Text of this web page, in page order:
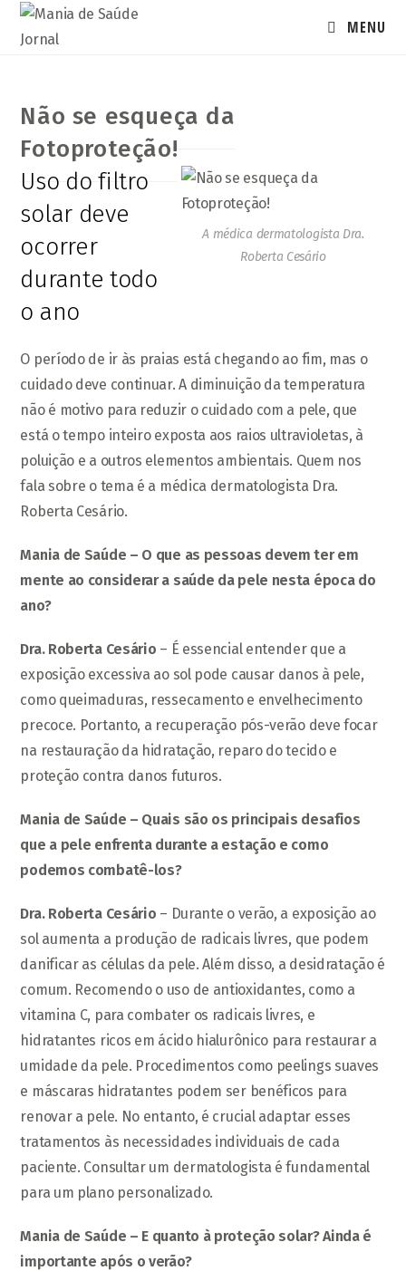
para
MENU
Não se esqueça da
Fotoproteção!
A médica dermatologista Dra.
Roberta Cesário
Uso do filtro
solar deve
ocorrer
durante todo
o ano
O período de ir às praias está chegando ao fim, mas o
cuidado deve continuar. A diminuição da temperatura
não é motivo para reduzir o cuidado com a pele, que
está o tempo inteiro exposta aos raios ultravioletas, à
poluição e a outros elementos ambientais. Quem nos
fala sobre o tema é a médica dermatologista Dra.
Roberta Cesário.
Mania de Saúde – O que as pessoas devem ter em
mente ao considerar a saúde da pele nesta época do
ano?
Dra. Roberta Cesário – É essencial entender que a
exposição excessiva ao sol pode causar danos à pele,
como queimaduras, ressecamento e envelhecimento
precoce. Portanto, a recuperação pós-verão deve focar
na restauração da hidratação, reparo do tecido e
proteção contra danos futuros.
Mania de Saúde – Quais são os principais desafios
que a pele enfrenta durante a estação e como
podemos combatê-los?
Dra. Roberta Cesário – Durante o verão, a exposição ao
sol aumenta a produção de radicais livres, que podem
danificar as células da pele. Além disso, a desidratação é
comum. Recomendo o uso de antioxidantes, como a
vitamina C, para combater os radicais livres, e
hidratantes ricos em ácido hialurônico para restaurar a
umidade da pele. Procedimentos como peelings suaves
e máscaras hidratantes podem ser benéficos para
renovar a pele. No entanto, é crucial adaptar esses
tratamentos às necessidades individuais de cada
paciente. Consultar um dermatologista é fundamental
para um plano personalizado.
Mania de Saúde – E quanto à proteção solar? Ainda é
importante após o verão?